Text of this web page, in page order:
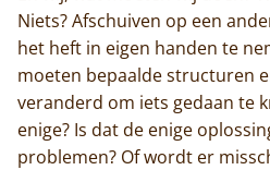
Niets? Afschuiven op een
het heft in eigen handen te
moeten bepaalde structuren
veranderd om iets gedaan te
enige? Is dat de enige
problemen? Of wordt er